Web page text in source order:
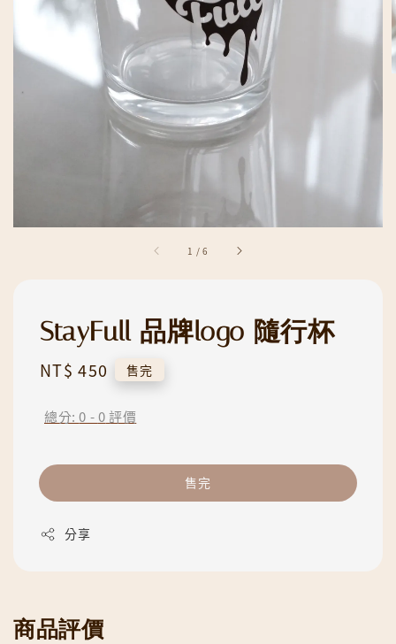
1 /6
StayFull 品牌logo 隨行杯
Regular
NT$ 450 售完
總分:0 -0評價
售完
分享
商品評價